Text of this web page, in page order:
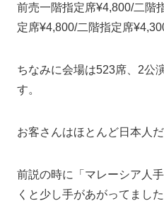
前売一階指定席¥4,800/二階
定席¥4,800/二階指定席
ちなみに会場は523席、2公
す。
お客さんはほとんど日本人だ
前説の時に「マレーシア人
くと少し手があがってまし